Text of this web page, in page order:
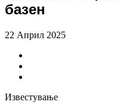
базен
22 Април 2025
Известување